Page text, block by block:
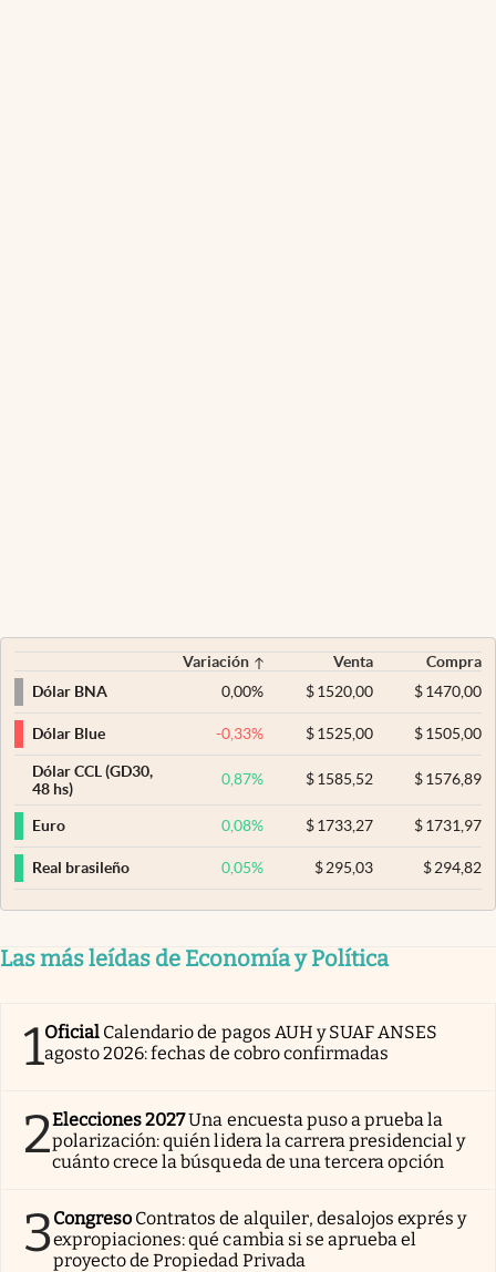
Variación Venta
Compra
Dólar BNA
0,00% $ 1520,00 $1470,00
Dólar Blue -0,33% $ 1525,00 $1505,00
Dólar CCL (GD30,
48 hs)
0,87% $ 1585,52 $1576,89
Euro 0,08% $ 1733,27 $1731,97
Real brasileño 0,05% $ 295,03 $294,82
Las más leídas de Economía y Política
1Oficial Calendario de pagos AUH y SUAF ANSES
agosto 2026: fechas de cobro confirmadas
2Elecciones 2027Una encuesta puso a prueba la
polarización: quién lidera la carrera presidencial y
cuánto crece la búsqueda de una tercera opción
3Congreso Contratos de alquiler, desalojos exprés y
expropiaciones: qué cambia si se aprueba el
proyecto de Propiedad Privada